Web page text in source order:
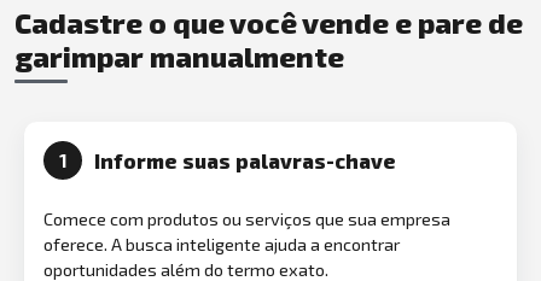
Cadastre o que você vende e pare de
garimpar manualmente
1 Informe suas palavras-chave
Comece com produtos ou serviços que sua empresa
oferece. A busca inteligente ajuda a encontrar
oportunidades além do termo exato.